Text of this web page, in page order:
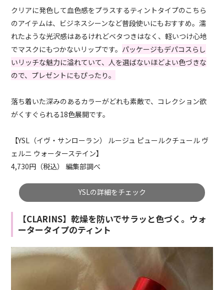
クリアに発色して血色感をプラスするティントタイプのこちら
のアイテムは、ビジネスシーンなど普段使いにもおすすめ。濡
れたような光沢感はあるけれどベタつきはなく、軽いつけ心地
でマスクにもつかないリップです。 パッケージもデパコスらし
いリッチな魅力に溢れていて、人を選ばないほどよい色づきな
ので、プレゼントにもぴったり。
落ち着いた深みのあるカラーがどれも素敵で、コレクション欲
がくすぐられる18色展開です。
【YSL（イヴ・サンローラン） ルージュ ピュールクチュール ヴ
ェルニ ウォーターステイン】
4,730円（税込） 編集部調べ
YSLの詳細をチェック
【CLARINS】乾燥を防いでサラッと色づく。ウォ
ータータイプのティント